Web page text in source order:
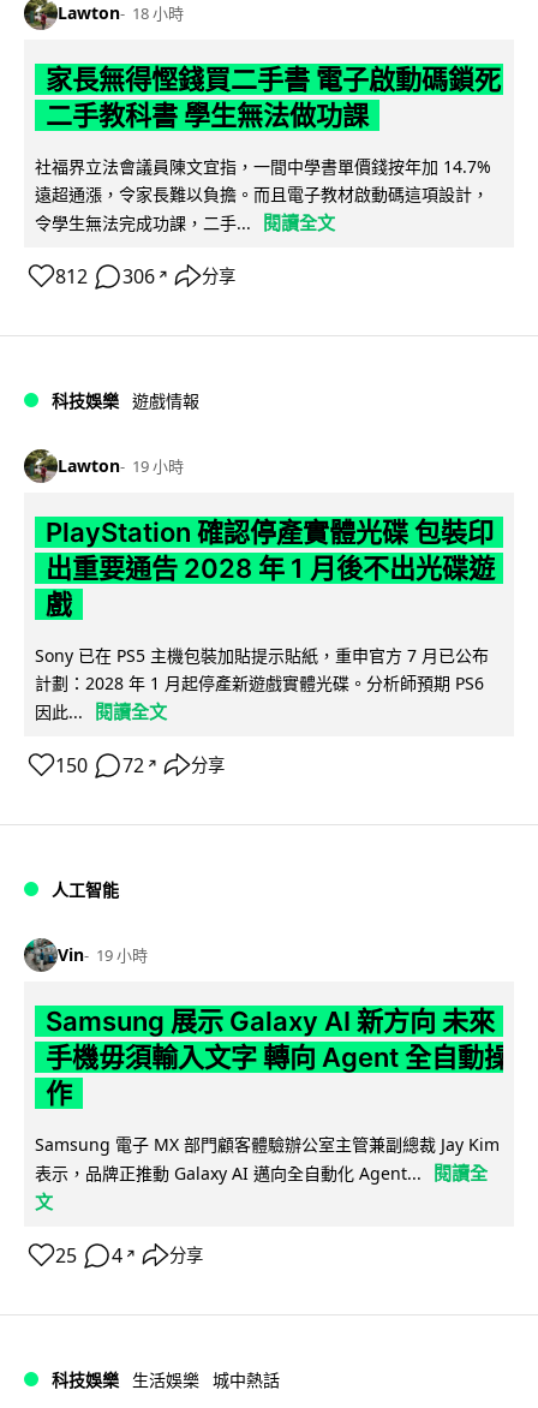
Lawton 18 小時
家長無得慳錢買二手書 電子啟動碼鎖死
二手教科書 學生無法做功課
社福界立法會議員陳文宜指，一間中學書單價錢按年加 14.7%
遠超通漲，令家長難以負擔。而且電子教材啟動碼這項設計，
令學生無法完成功課，二手...
閱讀全文
812 306 ↗ 分享
科技娛樂 遊戲情報
Lawton 19 小時
PlayStation 確認停產實體光碟 包裝印
出重要通告 2028 年 1 月後不出光碟遊
戲
Sony 已在 PS5 主機包裝加貼提示貼紙，重申官方 7 月已公布
計劃：2028 年 1 月起停產新遊戲實體光碟。分析師預期 PS6
因此...
閱讀全文
150 72 ↗ 分享
人工智能
Vin 19 小時
Samsung 展示 Galaxy AI 新方向 未來
手機毋須輸入文字 轉向 Agent 全自動操
作
Samsung 電子 MX 部門顧客體驗辦公室主管兼副總裁 Jay Kim
表示，品牌正推動 Galaxy AI 邁向全自動化 Agent...
閱讀全
文
25 4 ↗ 分享
科技娛樂 生活娛樂 城中熱話